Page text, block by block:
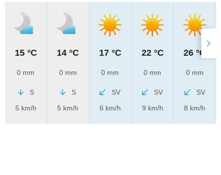
15 °C
0 mm
S
5 km/h
14 °C
0 mm
S
5 km/h
17 °C
0 mm
SV
6 km/h
22 °C
0 mm
SV
9 km/h
26 °C
0 mm
SV
8 km/h